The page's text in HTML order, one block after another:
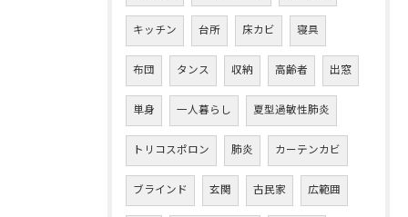
キッチン 台所 床カビ 寝具
布団 タンス 収納 高齢者 出窓
単身 一人暮らし 夏型過敏性肺炎
トリコスポロン 肺炎 カーテンカビ
ブラインド 玄関 古民家 広範囲